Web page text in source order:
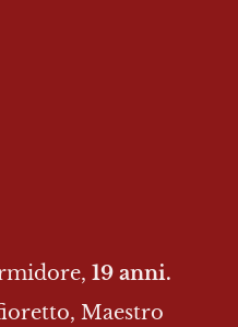
19 anni.
Maestro